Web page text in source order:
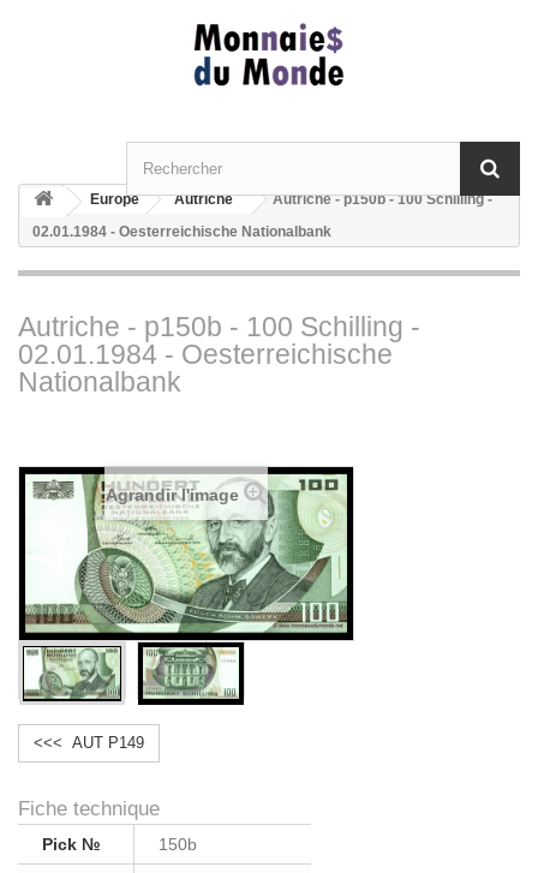
Europe Autriche
Autriche - p150b - 100 Schilling -
02.01.1984 - Oesterreichische Nationalbank
Autriche - p150b - 100 Schilling -
02.01.1984 - Oesterreichische
Nationalbank
Agrandir l'image
<<< AUT P149
Fiche technique
Pick № 150b